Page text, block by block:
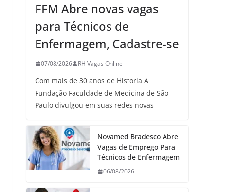
FFM Abre novas vagas
para Técnicos de
Enfermagem, Cadastre-se
07/08/2026 RH Vagas Online
Com mais de 30 anos de Historia A
Fundação Faculdade de Medicina de São
Paulo divulgou em suas redes novas
Novamed Bradesco Abre
Vagas de Emprego Para
Técnicos de Enfermagem
06/08/2026